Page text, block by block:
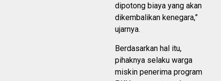
dipotong biaya yang akan
dikembalikan kenegara,”
ujarnya.
Berdasarkan hal itu,
pihaknya selaku warga
miskin penerima program